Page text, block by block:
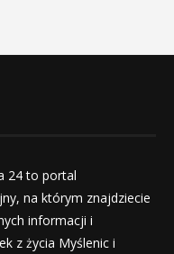
24 to portal
na którym znajdziecie
informacji i
z życia Myślenic i